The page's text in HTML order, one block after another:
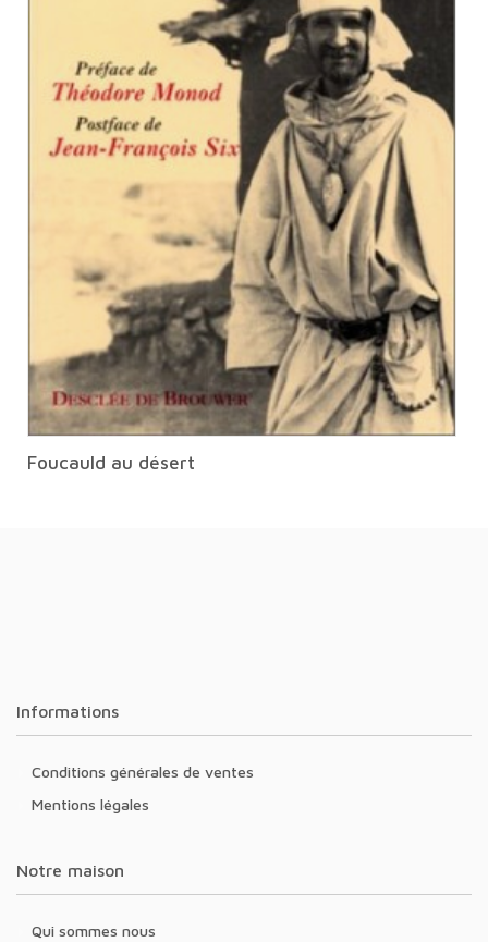
Foucauld au désert
Informations
Conditions générales de ventes
Mentions légales
Notre maison
Qui sommes nous